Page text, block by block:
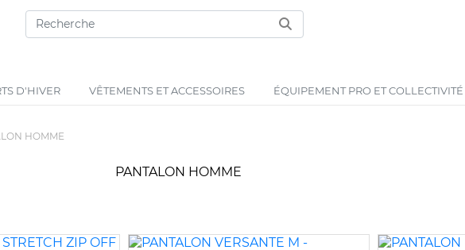
D'HIVER VÊTEMENTS ET ACCESSOIRES ÉQUIPEMENT PRO ET COLLECTIVITÉ
HOMME
PANTALON HOMME